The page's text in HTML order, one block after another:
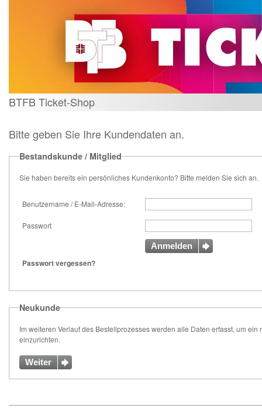
BTFB Ticket-Shop
Bitte geben Sie Ihre Kundendaten an.
Bestandskunde / Mitglied
Sie haben bereits ein persönliches Kundenkonto? Bitte melden Sie sich an.
Benutzername / E-Mail-Adresse:
Passwort
Anmelden
Passwort vergessen?
Neukunde
Im weiteren Verlauf des Bestellprozesses werden alle Daten erfasst, um
einzurichten.
Weiter